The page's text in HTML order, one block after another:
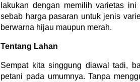
lakukan dengan memilih varietas
sebab harga pasaran untuk jenis
berwarna hijau maupun merah.
Tentang Lahan
Sempat kita singgung diawal tadi,
petani pada umumnya. Tanpa